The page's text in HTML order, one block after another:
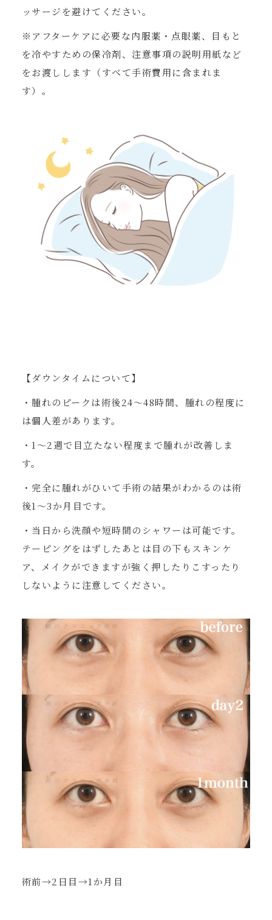
ッサージを避けてください。
※アフターケアに必要な内服薬・点眼薬、目もと
を冷やすための保冷剤、注意事項の説明用紙など
をお渡しします（すべて手術費用に含まれま
す）。
【ダウンタイムについて】
・腫れのピークは術後24〜48時間、腫れの程度に
は個人差があります。
・1〜2週で目立たない程度まで腫れが改善しま
す。
・完全に腫れがひいて手術の結果がわかるのは術
後1〜3か月目です。
・当日から洗顔や短時間のシャワーは可能です。
テーピングをはずしたあとは目の下もスキンケ
ア、メイクができますが強く押したりこすったり
しないように注意してください。
術前→2日目→1か月目